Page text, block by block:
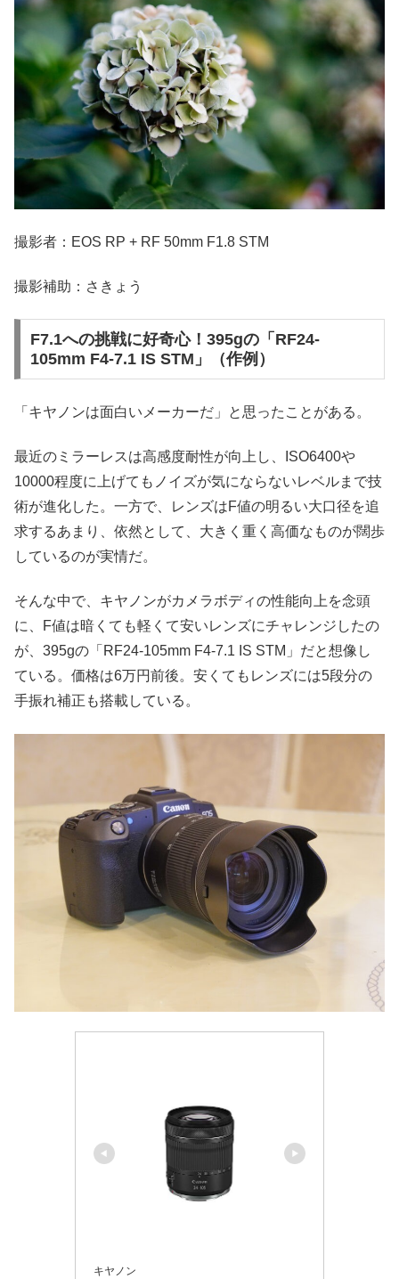
撮影者：EOS RP + RF 50mm F1.8 STM
撮影補助：さきょう
F7.1への挑戦に好奇心！395gの「RF24-
105mm F4-7.1 IS STM」（作例）
「キヤノンは面白いメーカーだ」と思ったことがある。
最近のミラーレスは高感度耐性が向上し、ISO6400や
10000程度に上げてもノイズが気にならないレベルまで技
術が進化した。一方で、レンズはF値の明るい大口径を追
求するあまり、依然として、大きく重く高価なものが闊歩
しているのが実情だ。
そんな中で、キヤノンがカメラボディの性能向上を念頭
に、F値は暗くても軽くて安いレンズにチャレンジしたの
が、395gの「RF24-105mm F4-7.1 IS STM」だと想像し
ている。価格は6万円前後。安くてもレンズには5段分の
手振れ補正も搭載している。
キヤノン